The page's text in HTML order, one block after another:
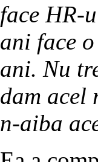
face HR-
ani face
ani. Nu
dam acel
n-aiba